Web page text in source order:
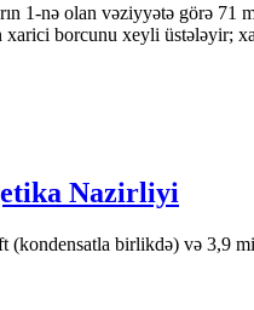
1-nə olan vəziyyətə görə 71
borcunu xeyli üstələyir;
Nazirliyi
(kondensatla birlikdə) və 3,9